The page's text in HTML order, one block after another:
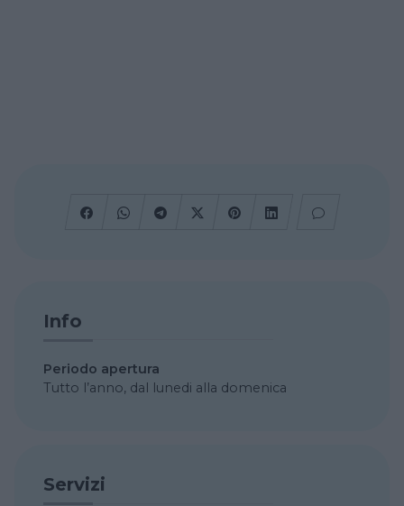
Info
Periodo apertura
Tutto l’anno, dal lunedi alla domenica
Servizi